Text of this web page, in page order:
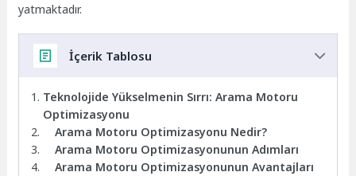
yatmaktadır.
İçerik Tablosu
Teknolojide Yükselmenin Sırrı: Arama Motoru
Optimizasyonu
Arama Motoru Optimizasyonu Nedir?
Arama Motoru Optimizasyonunun Adımları
Arama Motoru Optimizasyonunun Avantajları